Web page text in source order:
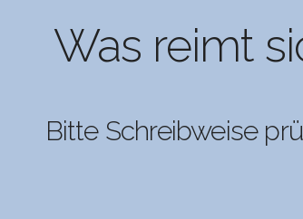
Was reimt
Bitte Schreibweise